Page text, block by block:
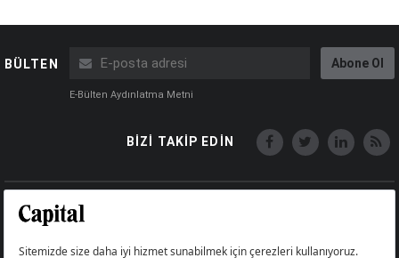
BÜLTEN Abone Ol
E-Bülten Aydınlatma Metni
BİZİ TAKİP EDİN
Big Medya Teknoloji A.Ş.